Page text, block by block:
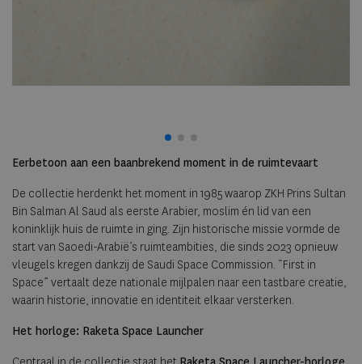
Eerbetoon aan een baanbrekend moment in de ruimtevaart
De collectie herdenkt het moment in 1985 waarop ZKH Prins Sultan
Bin Salman Al Saud als eerste Arabier, moslim én lid van een
koninklijk huis de ruimte in ging. Zijn historische missie vormde de
start van Saoedi-Arabië’s ruimteambities, die sinds 2023 opnieuw
vleugels kregen dankzij de Saudi Space Commission. “First in
Space” vertaalt deze nationale mijlpalen naar een tastbare creatie,
waarin historie, innovatie en identiteit elkaar versterken.
Het horloge: Raketa Space Launcher